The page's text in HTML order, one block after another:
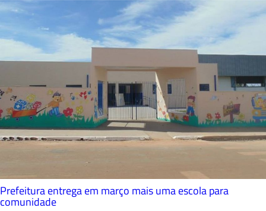
Prefeitura entrega em março mais uma escola para
comunidade